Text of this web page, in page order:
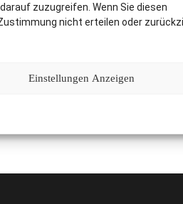
zuzugreifen. Wenn Sie diesen
nicht erteilen oder
Einstellungen Anzeigen
Fragen nahezu jederzeit